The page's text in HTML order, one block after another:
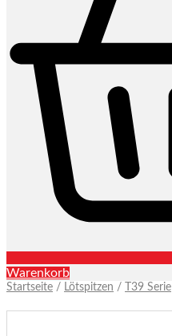
Warenkorb
Startseite / Lötspitzen / T39 Serie